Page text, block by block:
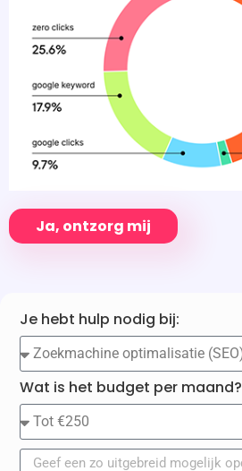
Ja, ontzorg mij
Je hebt hulp nodig bij:
Wat is het budget per maand?